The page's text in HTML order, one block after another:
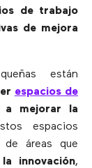
de trabajo
de mejora
están
espacios de
a mejorar la
espacios
de áreas que
innovación,